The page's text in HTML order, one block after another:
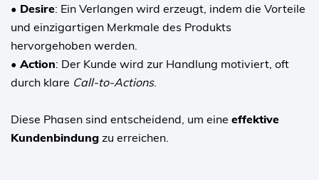
• Desire: Ein Verlangen wird erzeugt, indem die Vorteile
und einzigartigen Merkmale des Produkts
hervorgehoben werden.
• Action: Der Kunde wird zur Handlung motiviert, oft
durch klare Call-to-Actions.
Diese Phasen sind entscheidend, um eine effektive
Kundenbindung zu erreichen.